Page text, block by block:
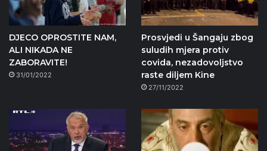
DJECO OPROSTITE NAM,
ALI NIKADA NE
ZABORAVITE!
31/01/2022
Prosvjedi u Šangaju zbog
suludih mjera protiv
covida, nezadovoljstvo
raste diljem Kine
27/11/2022